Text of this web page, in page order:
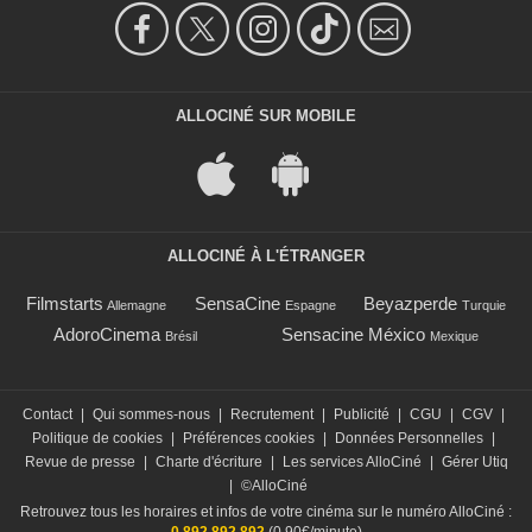
ALLOCINÉ SUR MOBILE
ALLOCINÉ À L'ÉTRANGER
Filmstarts Allemagne SensaCine Espagne Beyazperde Turquie
AdoroCinema Brésil Sensacine México Mexique
Contact Qui sommes-nous Recrutement Publicité CGU CGV
Politique de cookies
Préférences cookies Données Personnelles
Revue de presse
Charte d'écriture Les services AlloCiné
Gérer Utiq
©AlloCiné
Retrouvez tous les horaires et infos de votre cinéma sur le numéro AlloCiné :